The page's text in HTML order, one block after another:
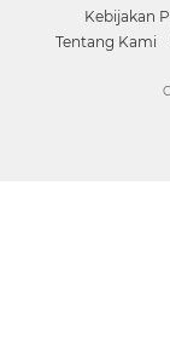
Kebijakan
Tentang Kami